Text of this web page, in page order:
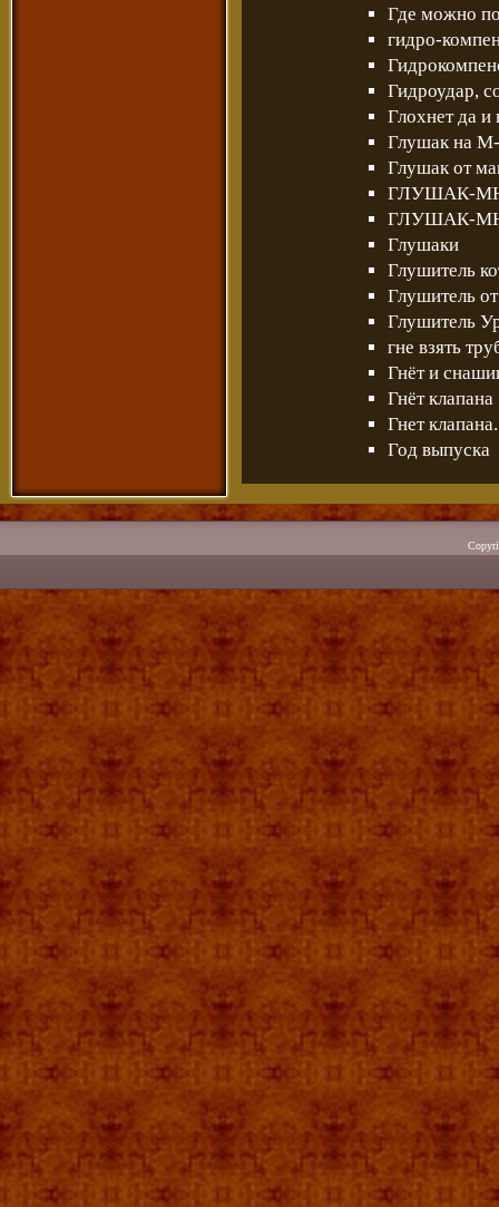
Где можно
гидро-
Гидроудар,
Глохнет да и
Глушак на
Глушак от
ГЛУШАК-
ГЛУШАК-
Глушаки
Глушитель
Глушитель
Глушитель
гне взять
Гнёт и
Гнёт клапана
Гнет
Год выпуска